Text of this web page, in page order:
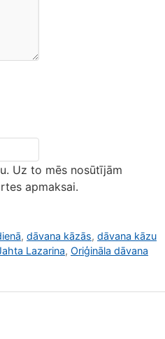
Uz to mēs nosūtījām
apmaksai.
, dāvana kāzās, dāvana kāzu
Lazarina, Oriģināla dāvana